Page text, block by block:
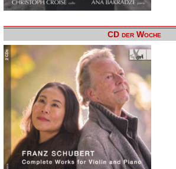
CD der Woche